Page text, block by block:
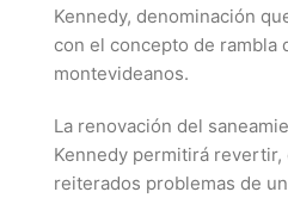
Kennedy, denominación
con el concepto de rambla
montevideanos.
La renovación del
Kennedy permitirá
reiterados problemas de